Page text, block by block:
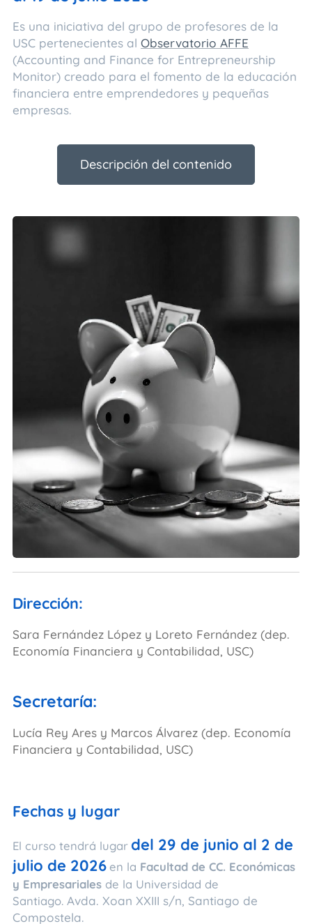
Es una iniciativa del grupo de profesores de la
USC pertenecientes al Observatorio AFFE
(Accounting and Finance for Entrepreneurship
Monitor) creado para el fomento de la educación
financiera entre emprendedores y pequeñas
empresas.
Descripción del contenido
Dirección:
Sara Fernández López y Loreto Fernández (dep.
Economía Financiera y Contabilidad, USC)
Secretaría:
Lucía Rey Ares y Marcos Álvarez (dep. Economía
Financiera y Contabilidad, USC)
Fechas y lugar
El curso tendrá lugar del 29 de junio al 2 de
julio de 2026 en la Facultad de CC. Económicas
y Empresariales de la Universidad de
Santiago. Avda. Xoan XXIII s/n, Santiago de
Compostela.